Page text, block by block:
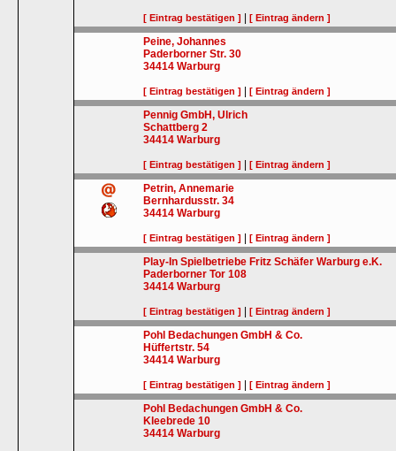
[ Eintrag bestätigen ] |[ Eintrag ändern ]
Peine, Johannes
Paderborner Str. 30
34414 Warburg
[ Eintrag bestätigen ] |[ Eintrag ändern ]
Pennig GmbH, Ulrich
Schattberg 2
34414 Warburg
[ Eintrag bestätigen ] |[ Eintrag ändern ]
Petrin, Annemarie
Bernhardusstr. 34
34414 Warburg
[ Eintrag bestätigen ] |[ Eintrag ändern ]
Play-In Spielbetriebe Fritz Schäfer Warburg e.K.
Paderborner Tor 108
34414 Warburg
[ Eintrag bestätigen ] |[ Eintrag ändern ]
Pohl Bedachungen GmbH & Co.
Hüffertstr. 54
34414 Warburg
[ Eintrag bestätigen ] |[ Eintrag ändern ]
Pohl Bedachungen GmbH & Co.
Kleebrede 10
34414 Warburg